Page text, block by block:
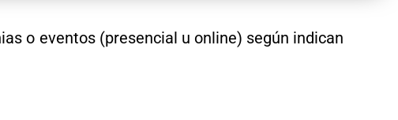
o eventos (presencial u online) según indican